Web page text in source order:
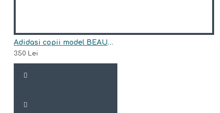
Adidasi copii model BEAUMONT
350 Lei